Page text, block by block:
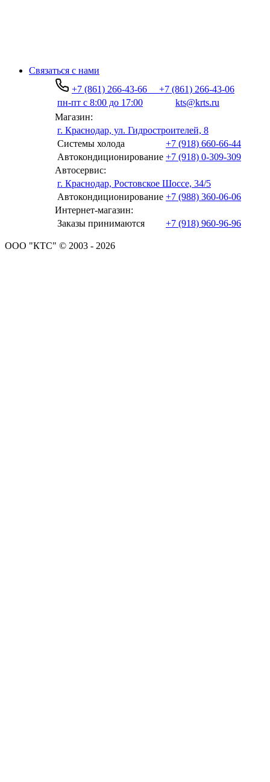
Связаться с нами
+7 (861) 266-43-66
+7 (861) 266-43-06
пн-пт с 8:00 до 17:00
kts@krts.ru
Магазин:
г. Краснодар, ул. Гидростроителей, 8
Системы холода
+7 (918) 660-66-44
Автокондиционирование +7 (918) 0-309-309
Автосервис:
г. Краснодар, Ростовское Шоссе, 34/5
Автокондиционирование +7 (988) 360-06-06
Интернет-магазин:
Заказы принимаются
+7 (918) 960-96-96
ООО "КТС" © 2003 - 2026